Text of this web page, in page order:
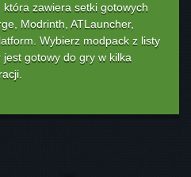
, która zawiera setki gotowych
Modrinth, ATLauncher,
Wybierz modpack z listy
gotowy do gry w kilka